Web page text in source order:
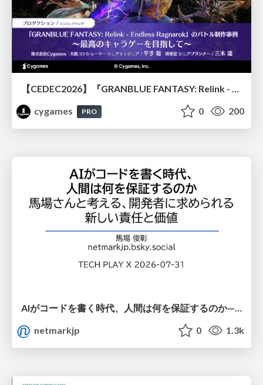
【CEDEC2026】『GRANBLUE FANTASY: Relink - Endless Ragnarok』のバトル制作事例 ～最高のキャラゲーを目指して～
cygames
PRO 0 200
netmarkjp
0 1.3k